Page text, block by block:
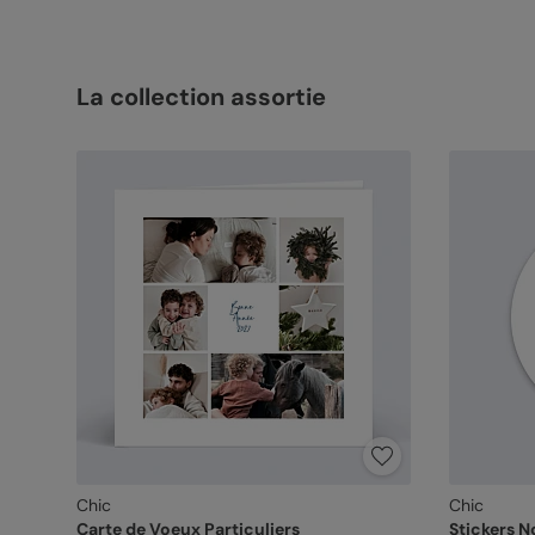
La collection assortie
Chic
Carte de Voeux Particuliers
Chic
Stickers